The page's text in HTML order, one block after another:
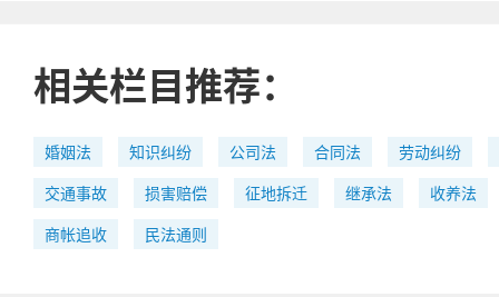
相关栏目推荐：
婚姻法 知识纠纷 公司法 合同法 劳动纠纷
交通事故 损害赔偿 征地拆迁 继承法 收养法
商帐追收 民法通则